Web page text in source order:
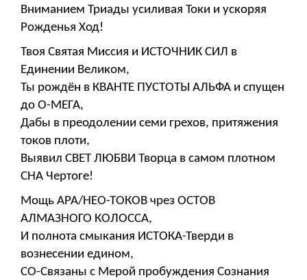
Вниманием Триады усиливая Токи и ускоряя
Рожденья Ход!
Твоя Святая Миссия и ИСТОЧНИК СИЛ в
Единении Великом,
Ты рождён в КВАНТЕ ПУСТОТЫ АЛЬФА и спущен
до О-МЕГА,
Дабы в преодолении семи грехов, притяжения
токов плоти,
Выявил СВЕТ ЛЮБВИ Творца в самом плотном
СНА Чертоге!
Мощь АРА/НЕО-ТОКОВ чрез ОСТОВ
АЛМАЗНОГО КОЛОССА,
И полнота смыкания ИСТОКА-Тверди в
вознесении едином,
СО-Связаны с Мерой пробуждения Сознания